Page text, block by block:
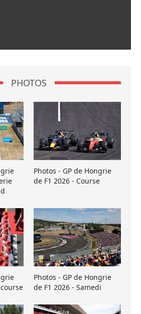
PHOTOS
Photos - GP de Hongrie
de F1 2026 - Course
Photos - GP de Hongrie
de F1 2026 - Samedi